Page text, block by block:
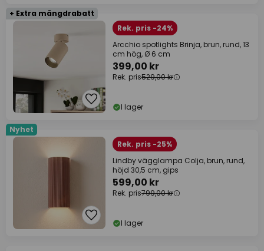
+ Extra mängdrabatt
Rek. pris -24%
Arcchio spotlights Brinja, brun, rund, 13
cm hög, Ø 6 cm
399,00 kr
Rek. pris529,00 kr
I lager
Nyhet
Rek. pris -25%
Lindby vägglampa Colja, brun, rund,
höjd 30,5 cm, gips
599,00 kr
Rek. pris799,00 kr
I lager